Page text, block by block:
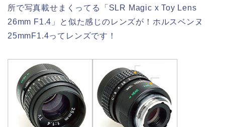
所で写真載せまくってる「SLR Magic x Toy Lens
26mm F1.4」と似た感じのレンズが！ホルスベンヌ
25mmF1.4ってレンズです！